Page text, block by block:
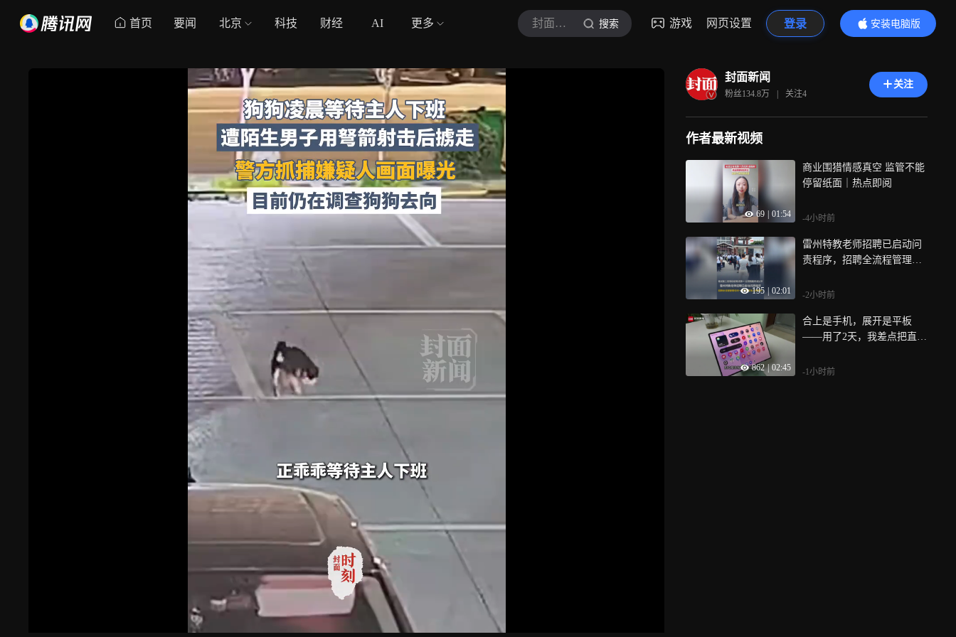
首页 要闻 北京 科技 财经 AI 更多 封面新闻 搜索 游戏 网页设置 登录
安装电脑版
内容更精彩
封面新闻
粉丝134.8万 | 关注4
关注
作者最新视频
69 01:54
商业围猎情感真空 监管不能
停留纸面｜热点即阅
-4小时前
195 02:01
雷州特教老师招聘已启动问
责程序，招聘全流程管理任
手！
-2小时前
862 | 02:45
合上是手机，展开是平板
——用了2天，我差点把直板
-1小时前